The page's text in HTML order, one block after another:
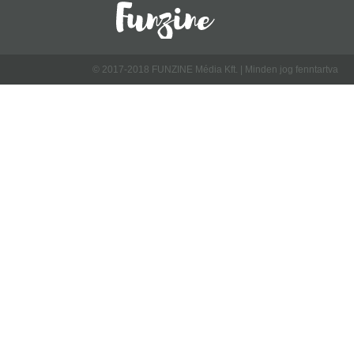
© 2017-2018 FUNZINE Média Kft. | Minden jog fenntartva